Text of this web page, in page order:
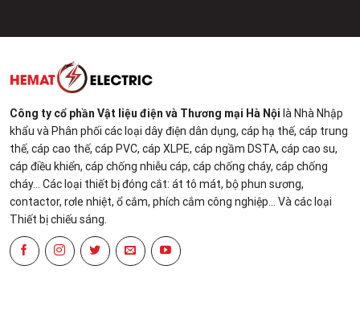
Công ty cổ phần Vật liệu điện và Thương mại Hà Nội là Nhà Nhập
khẩu và Phân phối các loại dây điện dân dụng, cáp hạ thế, cáp trung
thế, cáp cao thế, cáp PVC, cáp XLPE, cáp ngầm DSTA, cáp cao su,
cáp điều khiển, cáp chống nhiễu cáp, cáp chống cháy, cáp chống
cháy... Các loại thiết bị đóng cắt: át tô mát, bộ phun sương,
contactor, rơle nhiệt, ổ cắm, phích cắm công nghiệp... Và các loại
Thiết bị chiếu sáng.